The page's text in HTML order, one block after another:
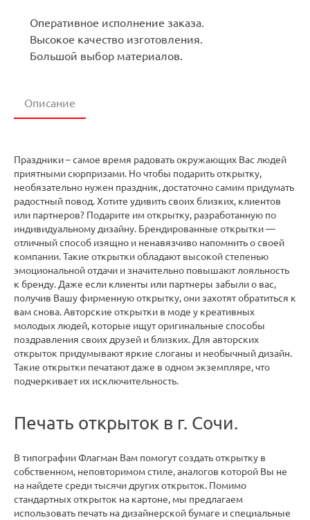
Оперативное исполнение заказа.
Высокое качество изготовления.
Большой выбор материалов.
Описание
Праздники – самое время радовать окружающих Вас людей
приятными сюрпризами. Но чтобы подарить открытку,
необязательно нужен праздник, достаточно самим придумать
радостный повод. Хотите удивить своих близких, клиентов
или партнеров? Подарите им открытку, разработанную по
индивидуальному дизайну. Брендированные открытки —
отличный способ изящно и ненавязчиво напомнить о своей
компании. Такие открытки обладают высокой степенью
эмоциональной отдачи и значительно повышают лояльность
к бренду. Даже если клиенты или партнеры забыли о вас,
получив Вашу фирменную открытку, они захотят обратиться к
вам снова. Авторские открытки в моде у креативных
молодых людей, которые ищут оригинальные способы
поздравления своих друзей и близких. Для авторских
открыток придумывают яркие слоганы и необычный дизайн.
Такие открытки печатают даже в одном экземпляре, что
подчеркивает их исключительность.
Печать открыток в г. Сочи.
В типографии Флагман Вам помогут создать открытку в
собственном, неповторимом стиле, аналогов которой Вы не
на найдете среди тысячи других открыток. Помимо
стандартных открыток на картоне, мы предлагаем
использовать печать на дизайнерской бумаге и специальные